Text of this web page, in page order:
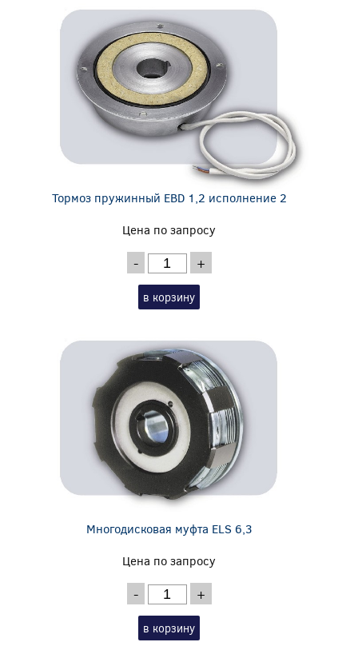
Тормоз пружинный EBD 1,2 исполнение 2
Цена по запросу
- +
в корзину
Многодисковая муфта ELS 6,3
Цена по запросу
- +
в корзину